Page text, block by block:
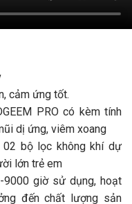
cảm ứng tốt.
PRO có kèm tính
dị ứng, viêm xoang
02 bộ lọc không khí dự
lớn trẻ em
9000 giờ sử dụng, hoạt
đến chất lượng sản